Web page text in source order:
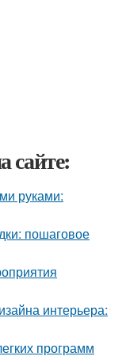
сайте:
руками:
пошаговое
интерьера:
программ